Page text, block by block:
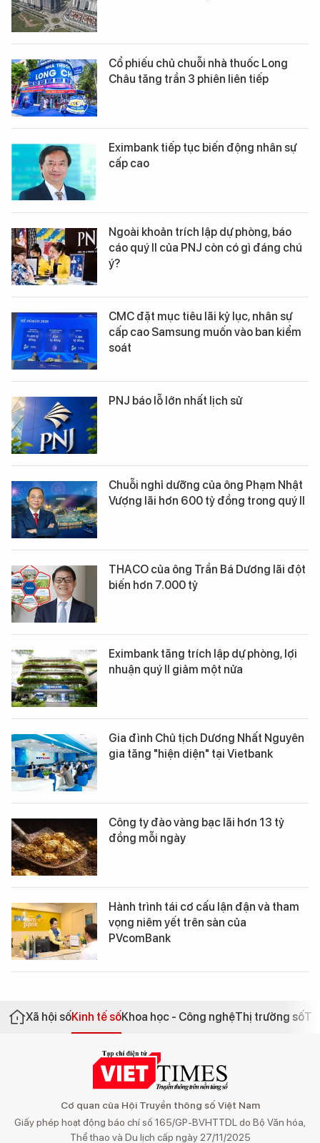
Cổ phiếu chủ chuỗi nhà thuốc Long
Châu tăng trần 3 phiên liên tiếp
Eximbank tiếp tục biến động nhân sự
cấp cao
Ngoài khoản trích lập dự phòng, báo
cáo quý II của PNJ còn có gì đáng chú
ý?
CMC đặt mục tiêu lãi kỷ lục, nhân sự
cấp cao Samsung muốn vào ban kiểm
soát
PNJ báo lỗ lớn nhất lịch sử
Chuỗi nghỉ dưỡng của ông Phạm Nhật
Vượng lãi hơn 600 tỷ đồng trong quý II
THACO của ông Trần Bá Dương lãi đột
biến hơn 7.000 tỷ
Eximbank tăng trích lập dự phòng, lợi
nhuận quý II giảm một nửa
Gia đình Chủ tịch Dương Nhất Nguyên
gia tăng "hiện diện" tại Vietbank
Công ty đào vàng bạc lãi hơn 13 tỷ
đồng mỗi ngày
Hành trình tái cơ cấu lận đận và tham
vọng niêm yết trên sàn của
PVcomBank
Xã hội sốKinh tế sốKhoa học - Công nghệThị trường số
Cơ quan của Hội Truyền thông số Việt Nam
Giấy phép hoạt động báo chí số 165/GP-BVHTTDL do Bộ Văn hóa,
Thể thao và Du lịch cấp ngày 27/11/2025